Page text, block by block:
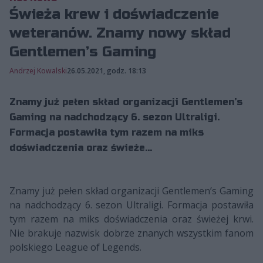
Świeża krew i doświadczenie
weteranów. Znamy nowy skład
Gentlemen’s Gaming
Andrzej Kowalski26.05.2021, godz. 18:13
Znamy już pełen skład organizacji Gentlemen’s
Gaming na nadchodzący 6. sezon Ultraligi.
Formacja postawiła tym razem na miks
doświadczenia oraz świeże...
Znamy już pełen skład organizacji Gentlemen’s Gaming
na nadchodzący 6. sezon Ultraligi. Formacja postawiła
tym razem na miks doświadczenia oraz świeżej krwi.
Nie brakuje nazwisk dobrze znanych wszystkim fanom
polskiego League of Legends.